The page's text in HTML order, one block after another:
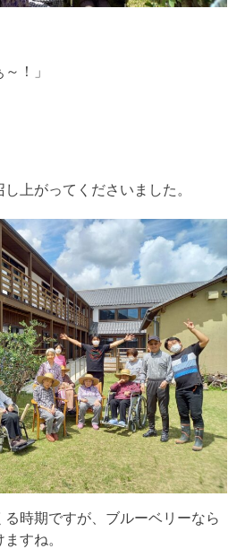
！」
上がってくださいました。
時期ですが、ブルーベリーなら
すね。